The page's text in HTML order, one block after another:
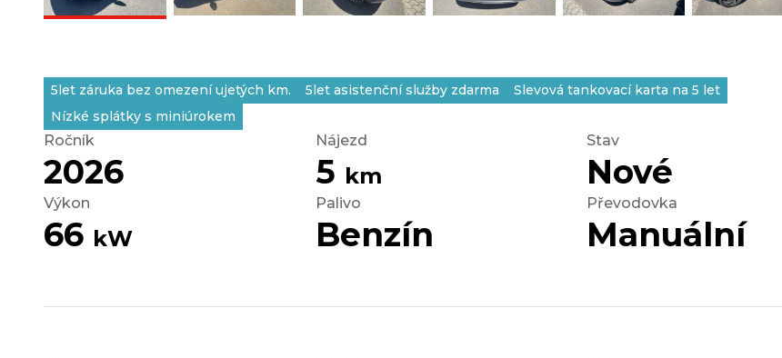
5let záruka bez omezení ujetých km. 5let asistenční služby zdarma
Slevová tankovací karta na 5 let
Nízké splátky s miniúrokem
Ročník
2026
Nájezd
5 km
Stav
Nové
Výkon
66 kW
Palivo
Benzín
Převodovka
Manuální